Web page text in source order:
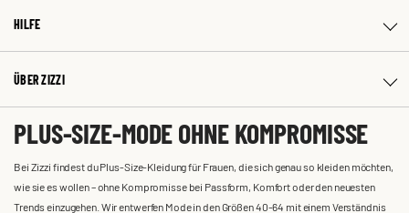
HILFE
ÜBER ZIZZI
PLUS-SIZE-MODE OHNE KOMPROMISSE
Bei Zizzi findest du Plus-Size-Kleidung für Frauen, die sich genau so kleiden möchten,
wie sie es wollen – ohne Kompromisse bei Passform, Komfort oder den neuesten
Trends einzugehen. Wir entwerfen Mode in den Größen 40-64 mit einem Verständnis